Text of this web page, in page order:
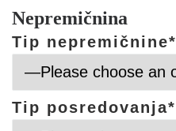
Nepremičnina
Tip nepremičnine*
Tip posredovanja*